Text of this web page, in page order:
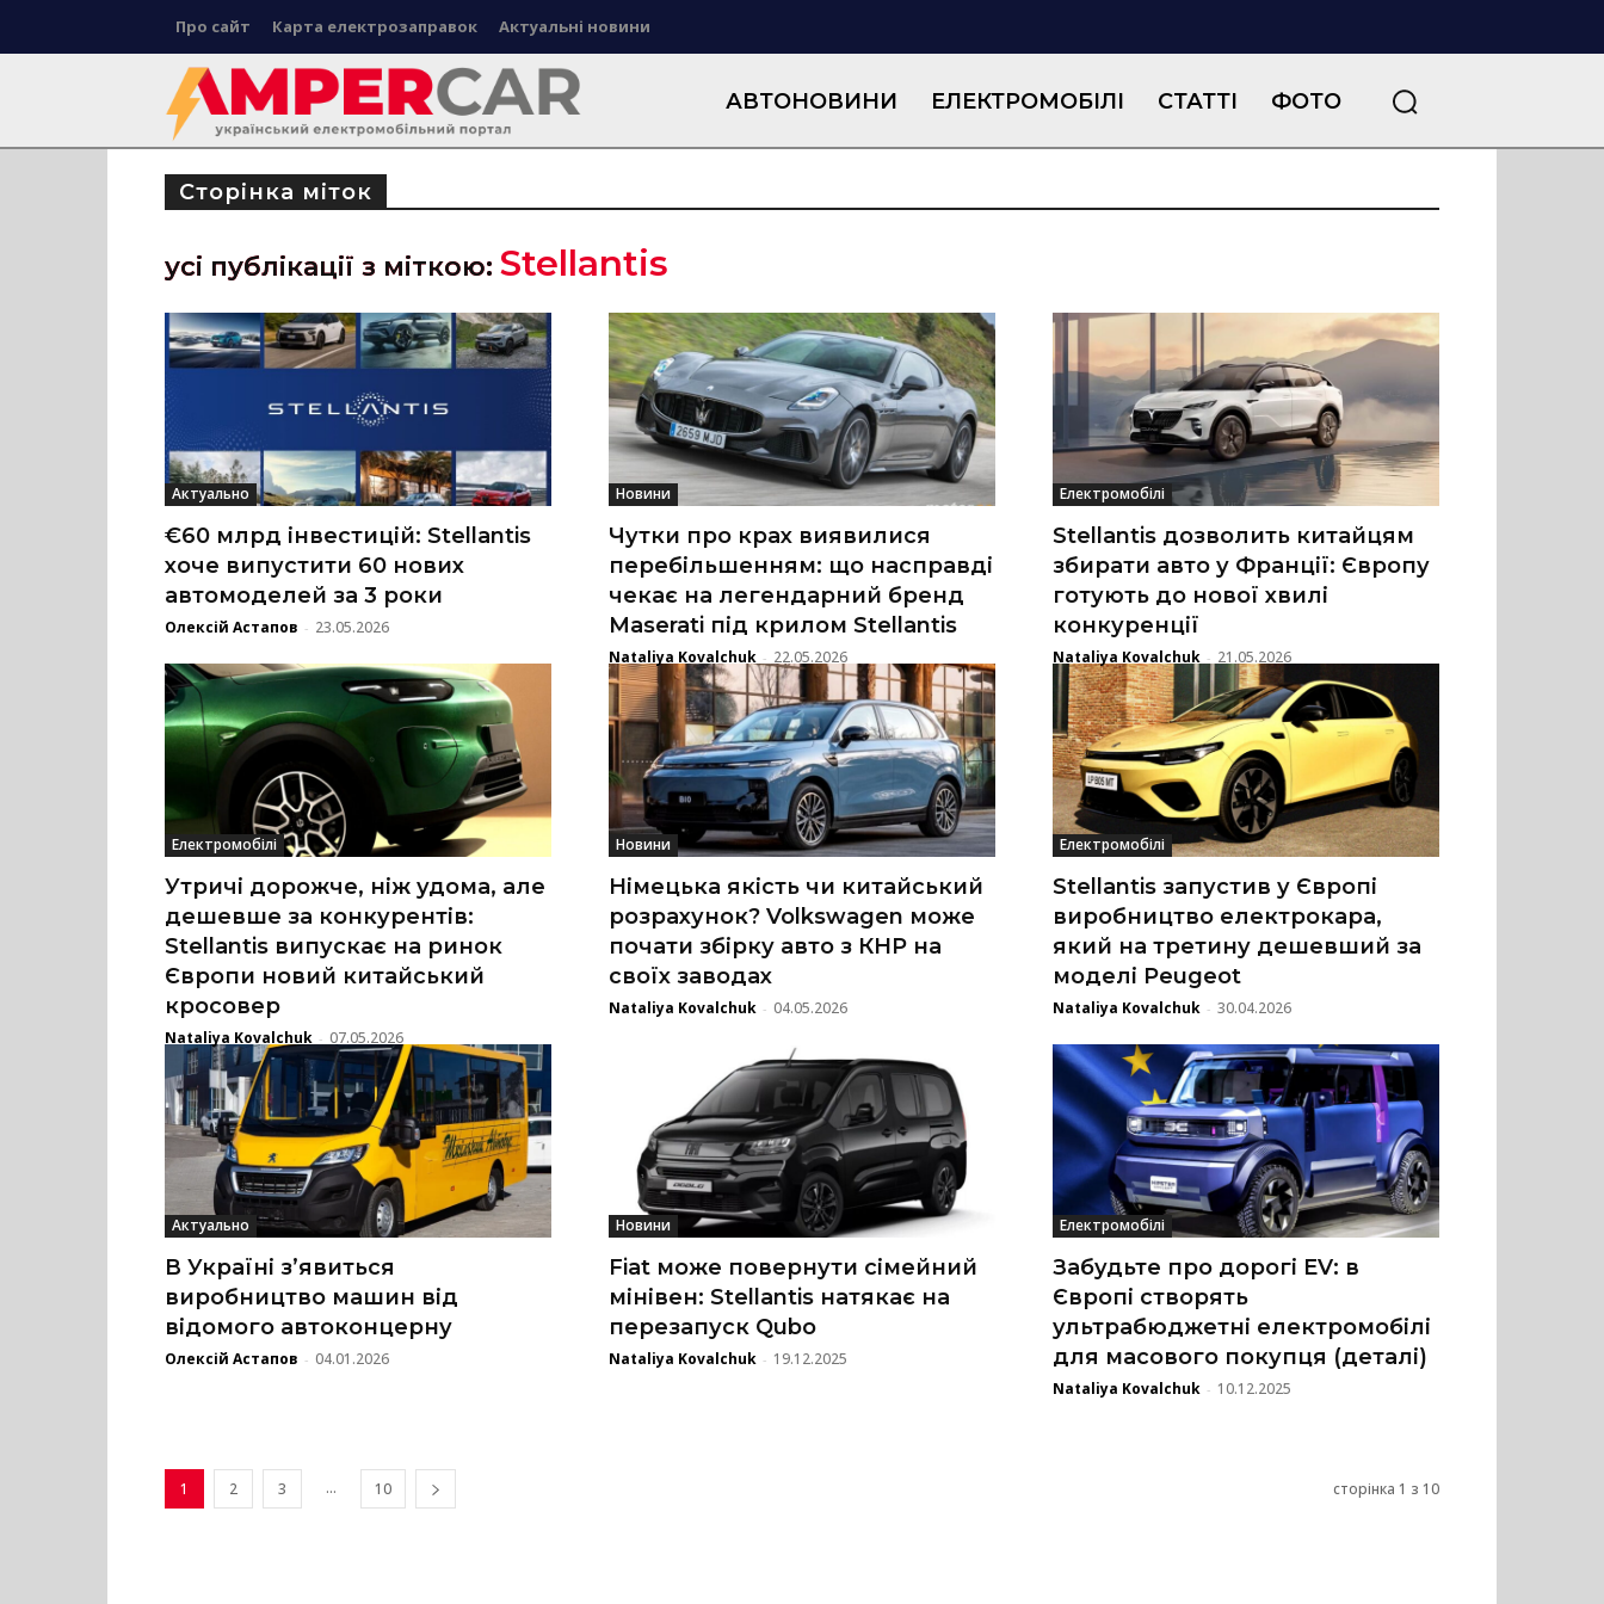
Про сайт Карта електрозаправок Актуальні новини
АВТОНОВИНИ ЕЛЕКТРОМОБІЛІ СТАТТІ ФОТО
Сторінка міток
усі публікації з міткою: Stellantis
Актуально
€60 млрд інвестицій: Stellantis
хоче випустити 60 нових
автомоделей за 3 роки
Олексій Астапов - 23.05.2026
Новини
Чутки про крах виявилися
перебільшенням: що насправді
чекає на легендарний бренд
Maserati під крилом Stellantis
Nataliya Kovalchuk - 22.05.2026
Електромобілі
Stellantis дозволить китайцям
збирати авто у Франції: Європу
готують до нової хвилі
конкуренції
Nataliya Kovalchuk - 21.05.2026
Електромобілі
Утричі дорожче, ніж удома, але
дешевше за конкурентів:
Stellantis випускає на ринок
Європи новий китайський
кросовер
Nataliya Kovalchuk - 07.05.2026
Новини
Німецька якість чи китайський
розрахунок? Volkswagen може
почати збірку авто з КНР на
своїх заводах
Nataliya Kovalchuk - 04.05.2026
Електромобілі
Stellantis запустив у Європі
виробництво електрокара,
який на третину дешевший за
моделі Peugeot
Nataliya Kovalchuk - 30.04.2026
Актуально
В Україні з’явиться
виробництво машин від
відомого автоконцерну
Олексій Астапов - 04.01.2026
Новини
Fiat може повернути сімейний
мінівен: Stellantis натякає на
перезапуск Qubo
Nataliya Kovalchuk - 19.12.2025
Електромобілі
Забудьте про дорогі EV: в
Європі створять
ультрабюджетні електромобілі
для масового покупця (деталі)
Nataliya Kovalchuk - 10.12.2025
1 2 3 ... 10 сторінка 1 з 10